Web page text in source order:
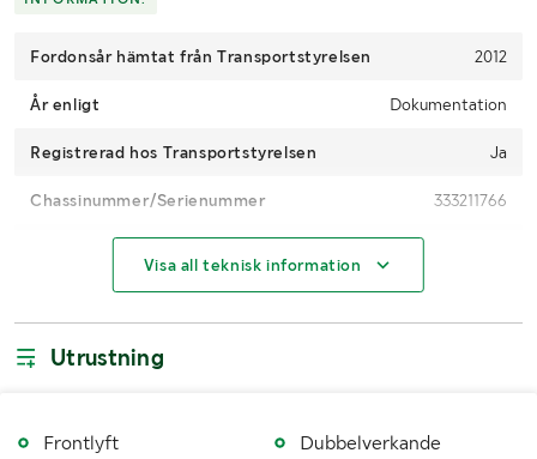
Fordonsår hämtat från Transportstyrelsen 2012
År enligt Dokumentation
Registrerad hos Transportstyrelsen Ja
Chassinummer/Serienummer 333211766
Drifttimmar (h)
4WD
Visa all teknisk information
Utrustning
Frontlyft
Dubbelverkande